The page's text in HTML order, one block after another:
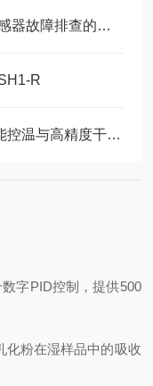
恒温金属浴DB1温度偏差校准与传感器故障排查的维护指南
R
恒温金属浴DB1深度解读：PID智能控温与高精度干式加热技术原理
字PID控制，提供500
化粉在湿样品中的吸收